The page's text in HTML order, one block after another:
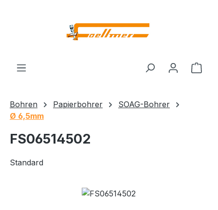
Bohren Papierbohrer
SOAG-Bohrer
Ø 6,5mm
FS06514502
Standard
Bildergalerie überspringen